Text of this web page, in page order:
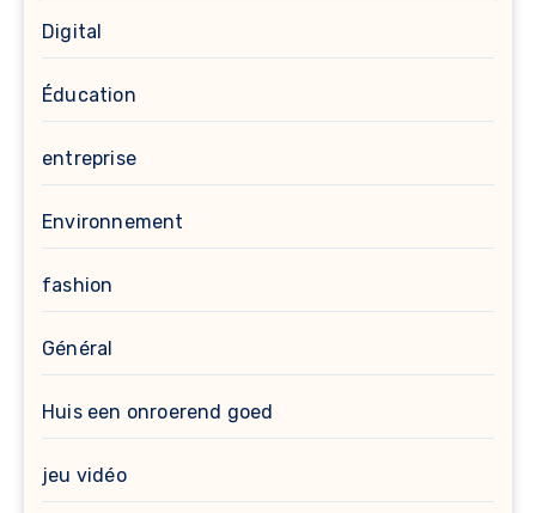
Digital
Éducation
entreprise
Environnement
fashion
Général
Huis een onroerend goed
jeu vidéo